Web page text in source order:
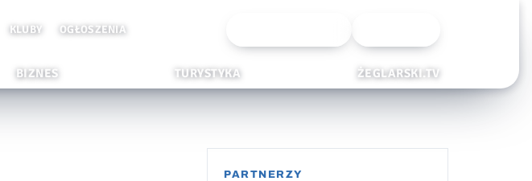
KLUBY OGŁOSZENIA
BIZNES TURYSTYKA ŻEGLARSKI.TV
PARTNERZY